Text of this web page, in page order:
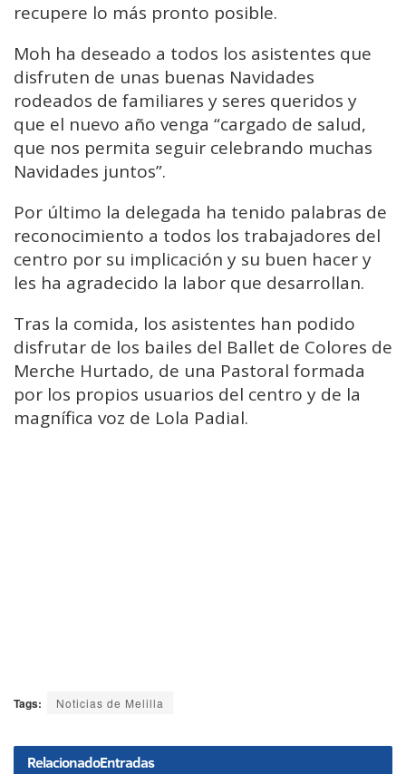
recupere lo más pronto posible.
Moh ha deseado a todos los asistentes que
disfruten de unas buenas Navidades
rodeados de familiares y seres queridos y
que el nuevo año venga “cargado de salud,
que nos permita seguir celebrando muchas
Navidades juntos”.
Por último la delegada ha tenido palabras de
reconocimiento a todos los trabajadores del
centro por su implicación y su buen hacer y
les ha agradecido la labor que desarrollan.
Tras la comida, los asistentes han podido
disfrutar de los bailes del Ballet de Colores de
Merche Hurtado, de una Pastoral formada
por los propios usuarios del centro y de la
magnífica voz de Lola Padial.
Tags: Noticias de Melilla
RelacionadoEntradas